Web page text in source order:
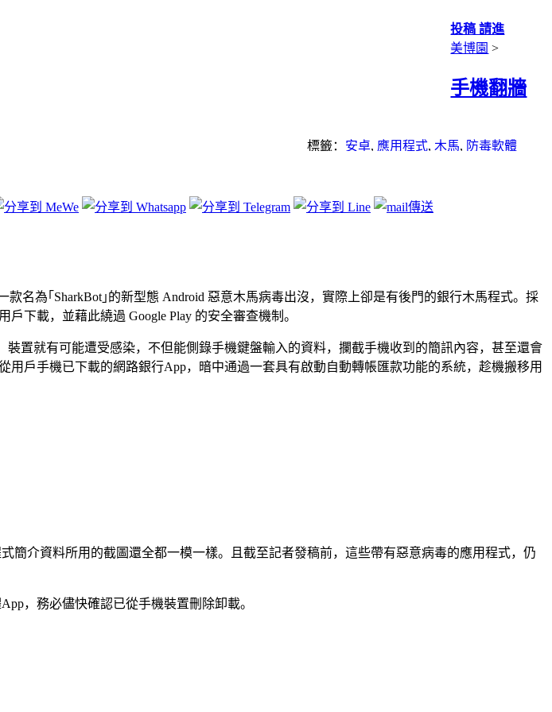
投稿 請進
美博園 >
手機翻牆
標籤： 安卓, 應用程式, 木馬, 防毒軟體
名為｢SharkBot｣的新型態 Android 惡意木馬病毒出沒，實際上卻是有後門的銀行木馬程式。採
下載，並藉此繞過 Google Play 的安全審查機制。
置就有可能遭受感染，不但能側錄手機鍵盤輸入的資料，攔截手機收到的簡訊內容，甚至還會
戶手機已下載的網路銀行App，暗中通過一套具有啟動自動轉帳匯款功能的系統，趁機搬移用
簡介資料所用的截圖還全都一模一樣。且截至記者發稿前，這些帶有惡意病毒的應用程式，仍
，務必儘快確認已從手機裝置刪除卸載。